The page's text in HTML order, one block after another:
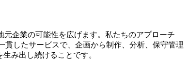
企業の可能性を広げます。私たちのアプローチ
したサービスで、企画から制作、分析、保守管理
み出し続けることです。